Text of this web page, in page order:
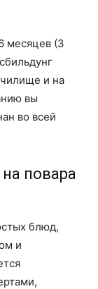
месяцев (3
и на
вы
во всей
повара
блюд,
и